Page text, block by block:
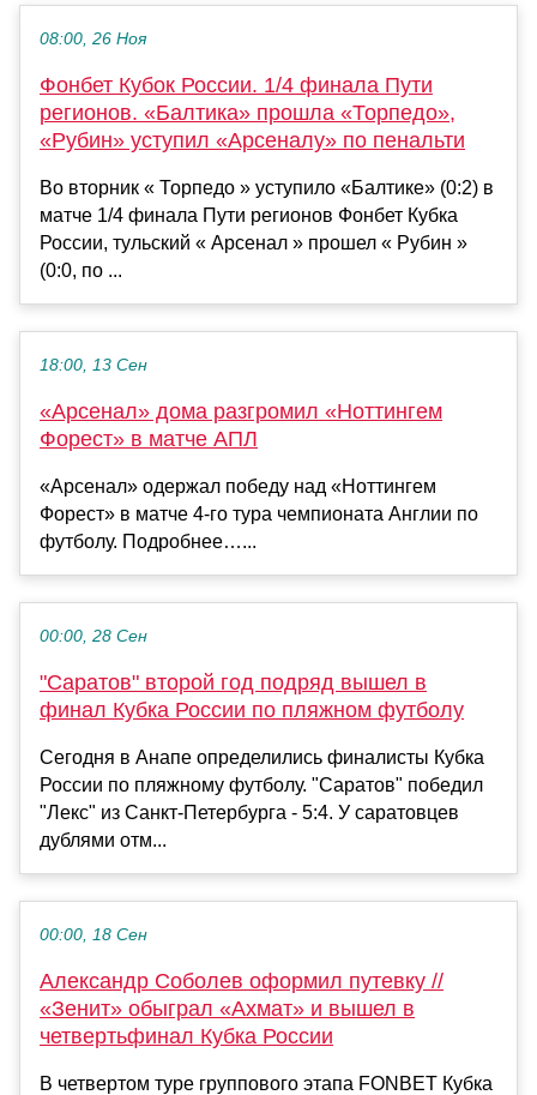
08:00, 26 Ноя
Фонбет Кубок России. 1/4 финала Пути
регионов. «Балтика» прошла «Торпедо»,
«Рубин» уступил «Арсеналу» по пенальти
Во вторник « Торпедо » уступило «Балтике» (0:2) в
матче 1/4 финала Пути регионов Фонбет Кубка
России, тульский « Арсенал » прошел « Рубин »
(0:0, по ...
18:00, 13 Сен
«Арсенал» дома разгромил «Ноттингем
Форест» в матче АПЛ
«Арсенал» одержал победу над «Ноттингем
Форест» в матче 4‑го тура чемпионата Англии по
футболу. Подробнее…...
00:00, 28 Сен
"Саратов" второй год подряд вышел в
финал Кубка России по пляжном футболу
Сегодня в Анапе определились финалисты Кубка
России по пляжному футболу. "Саратов" победил
"Лекс" из Санкт-Петербурга - 5:4. У саратовцев
дублями отм...
00:00, 18 Сен
Александр Соболев оформил путевку //
«Зенит» обыграл «Ахмат» и вышел в
четвертьфинал Кубка России
В четвертом туре группового этапа FONBET Кубка